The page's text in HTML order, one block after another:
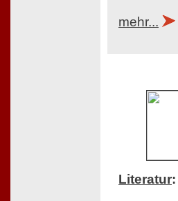
mehr...
Literatur: